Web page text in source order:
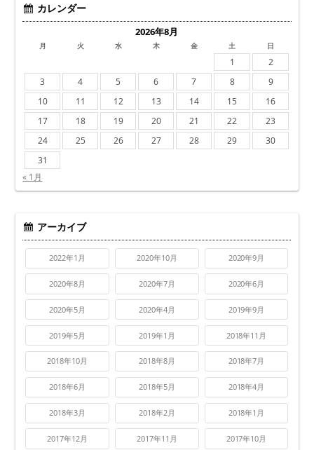
カレンダー
2026年8月
月 火 水 木 金 土 日
1
2
3
4 5 6 7 8
9
10
11 12 13 14 15
16
17
18 19 20 21 22
23
24
25 26 27 28 29
30
31
« 1月
アーカイブ
2022年1月 2020年10月 2020年9月
2020年8月 2020年7月 2020年6月
2020年5月 2020年4月 2019年9月
2019年5月 2019年1月 2018年11月
2018年10月 2018年8月 2018年7月
2018年6月 2018年5月 2018年4月
2018年3月 2018年2月 2018年1月
2017年12月 2017年11月 2017年10月